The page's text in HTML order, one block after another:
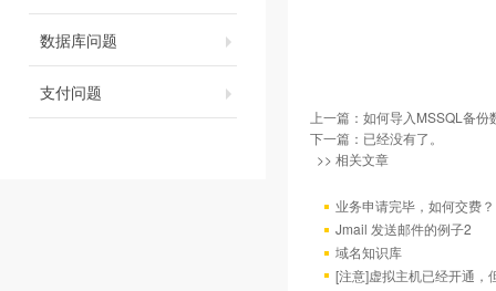
数据库问题
支付问题
上一篇： 如何导入MSSQL备份
下一篇：已经没有了。
>> 相关文章
业务申请完毕，如何交费？
Jmail 发送邮件的例子2
域名知识库
[注意]虚拟主机已经开通，